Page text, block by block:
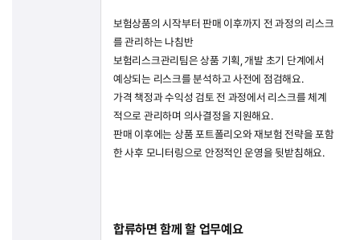
보험상품의 시작부터 판매 이후까지 전 과정의 리스크
를 관리하는 나침반
보험리스크관리팀은 상품 기획, 개발 초기 단계에서
예상되는 리스크를 분석하고 사전에 점검해요.
가격 책정과 수익성 검토 전 과정에서 리스크를 체계
적으로 관리하며 의사결정을 지원해요.
판매 이후에는 상품 포트폴리오와 재보험 전략을 포함
한 사후 모니터링으로 안정적인 운영을 뒷받침해요.
합류하면 함께 할 업무예요